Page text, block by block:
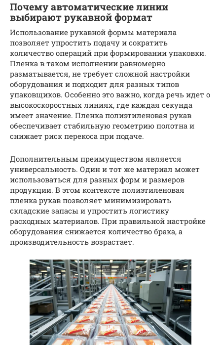
Почему автоматические линии
выбирают рукавной формат
Использование рукавной формы материала
позволяет упростить подачу и сократить
количество операций при формировании упаковки.
Пленка в таком исполнении равномерно
разматывается, не требует сложной настройки
оборудования и подходит для разных типов
упаковщиков. Особенно это важно, когда речь идет о
высокоскоростных линиях, где каждая секунда
имеет значение. Пленка полиэтиленовая рукав
обеспечивает стабильную геометрию полотна и
снижает риск перекоса при подаче.
Дополнительным преимуществом является
универсальность. Один и тот же материал может
использоваться для разных форм и размеров
продукции. В этом контексте полиэтиленовая
пленка рукав позволяет минимизировать
складские запасы и упростить логистику
расходных материалов. При правильной настройке
оборудования снижается количество брака, а
производительность возрастает.